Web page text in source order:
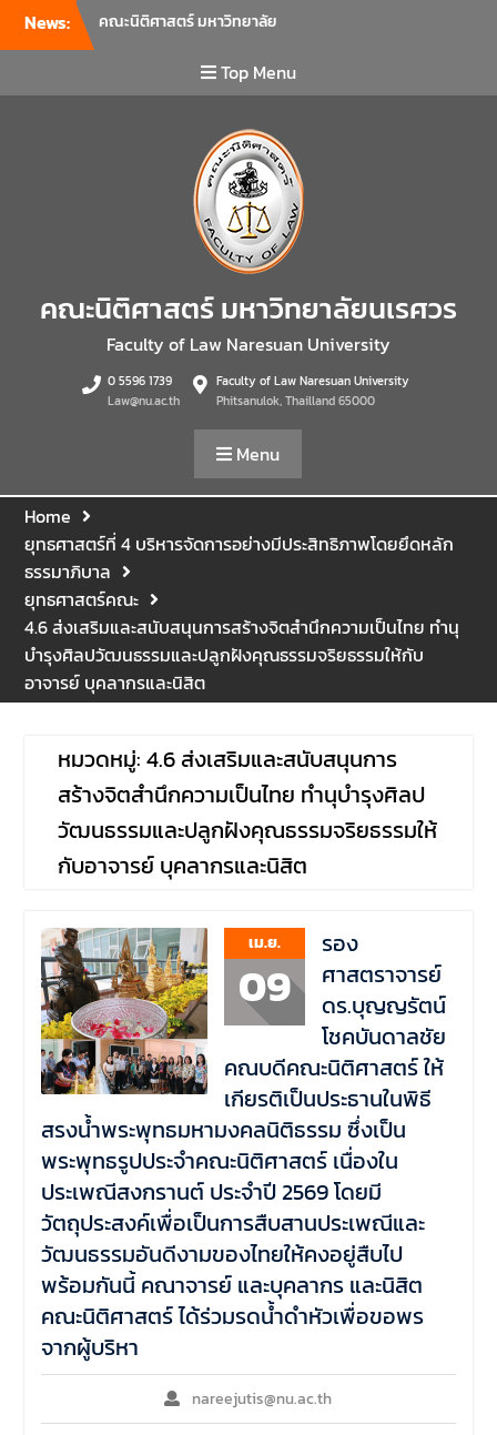
News:
คณะนิติศาสตร์ มหาวิทยาลัย
ความพร้อมเพื่อรับมือภัยพิบัติ
และปฐมพยาบาลเบื้องต้น
อาคารปราบไตรจักร 2
มหาวิทยาลัยนเรศวร โดย
กิจกรรมดังกล่าวจัดขึ้นสำหรับ
บุคลากรที่ปฏิบัติงาน ณ กลุ่ม
อาคารอุตสาหกรรมบริการ เพื่อ
ร่วมกันสร้างพื้นที่การทำงานที่
งานภายในกลุ่มอาคารทั้ง 3
คณะ และ 1 กอง
นเรศวร จัดโครงการปฐมนิเทศ
และพบผู้ปกครอง ประจำปีการ
ศึกษา 2569 โดยได้รับเกียรติ
จาก รองศาสตราจารย์ ดร.บุญ
ญรัตน์ โชคบันดาลชัย คณบดี
ประธานในพิธีเปิด พร้อมกล่าว
มีวัตถุประสงค์เพื่อให้ผู้ปกครอง
และนิสิตได้ทราบถึงนโยบาย
ด้านการเรียนการสอนของคณะ
นิติศาสตร์
รองศาสตราจารย์ ดร.บุญญ
รัตน์ โชคบันดาลชัย คณบดี
ประชุมผู้บริหารคณะพบ
บุคลากรคณะนิติศาสตร์ เพื่อ
เป็นการเตรียมพร้อมก่อนเปิด
ภาคเรียนต้น ปีการศึกษา 2569
พร้อมด้วยรองคณบดีทุกฝ่าย
เข้าร่วมแจ้งนโยบายแนวทาง
คณะ รวมทั้งการเตรียมความ
พร้อมการจัดการเรียนการสอน
รายวิชาวิจัยทางกฎหมาย และ
รายวิชาตรรกศาสตร์และการ
เขียนในทางนิติศาสตร์ ณ ห้อง
ประชุมชั้น 3 อาคารคณะ
นิติศาสตร์ มหาวิทยาลัยนเรศวร
Top Menu
คณะนิติศาสตร์ มหาวิทยาลัยนเรศวร
Faculty of Law Naresuan University
0 5596 1739
Law@nu.ac.th
Faculty of Law Naresuan University
Phitsanulok, Thailland 65000
Menu
Home
ยุทธศาสตร์ที่ 4 บริหารจัดการอย่างมีประสิทธิภาพโดยยึดหลัก
ธรรมาภิบาล
ยุทธศาสตร์คณะ
4.6 ส่งเสริมและสนับสนุนการสร้างจิตสำนึกความเป็นไทย ทำนุ
บำรุงศิลปวัฒนธรรมและปลูกฝังคุณธรรมจริยธรรมให้กับ
อาจารย์ บุคลากรและนิสิต
หมวดหมู่: 4.6 ส่งเสริมและสนับสนุนการ
สร้างจิตสำนึกความเป็นไทย ทำนุบำรุงศิลป
วัฒนธรรมและปลูกฝังคุณธรรมจริยธรรมให้
กับอาจารย์ บุคลากรและนิสิต
เม.ย.
09
รอง
ศาสตราจารย์
ดร.บุญญรัตน์
โชคบันดาลชัย
คณบดีคณะนิติศาสตร์ ให้
เกียรติเป็นประธานในพิธี
สรงน้ำพระพุทธมหามงคลนิติธรรม ซึ่งเป็น
พระพุทธรูปประจำคณะนิติศาสตร์ เนื่องใน
ประเพณีสงกรานต์ ประจำปี 2569 โดยมี
วัตถุประสงค์เพื่อเป็นการสืบสานประเพณีและ
วัฒนธรรมอันดีงามของไทยให้คงอยู่สืบไป
พร้อมกันนี้ คณาจารย์ และบุคลากร และนิสิต
คณะนิติศาสตร์ ได้ร่วมรดน้ำดำหัวเพื่อขอพร
จากผู้บริหา
nareejutis@nu.ac.th